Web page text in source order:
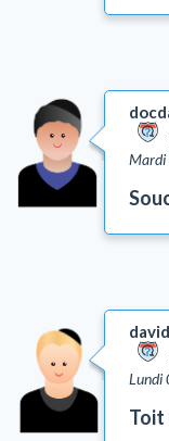
Mardi
Lundi
Toit